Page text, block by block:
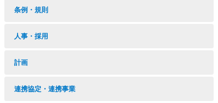
条例・規則
人事・採用
計画
連携協定・連携事業